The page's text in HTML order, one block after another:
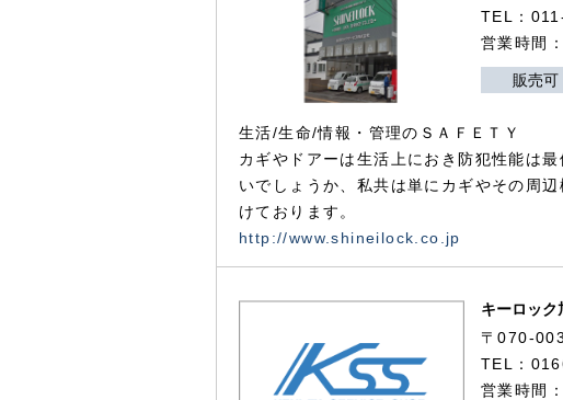
TEL：
営業時間
販売可
生活/生命/情報・管理のＳＡＦＥＴＹ
カギやドアーは生活上におき防犯性能は
いでしょうか、私共は単にカギやその周
けております。
http://www.shineilock.co.jp
キーロック
〒070-
TEL：
営業時間